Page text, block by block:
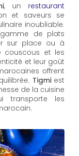
, un restaurant
et saveurs se
inoubliable.
de plats
sur place ou à
couscous et les
et leur goût
offrent
Tigmiest
de la cuisine
transporte les